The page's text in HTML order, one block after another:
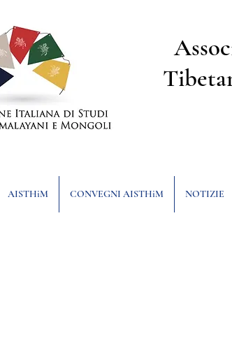
AISTHiM CONVEGNI AISTHiM NOTIZIE